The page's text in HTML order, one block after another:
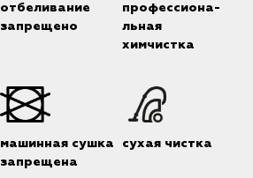
отбеливание
запрещено
профессиона-
льная
химчистка
машинная сушка
запрещена
сухая чистка